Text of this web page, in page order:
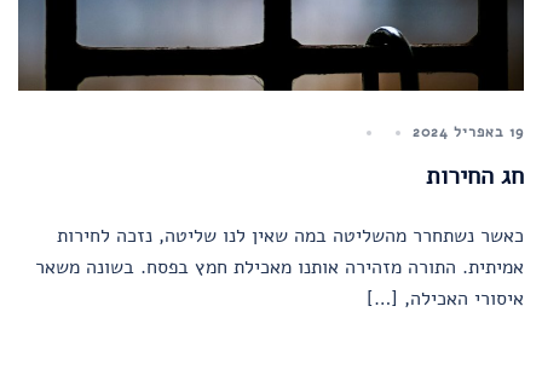
19 באפריל 2024
חג החירות
כאשר נשתחרר מהשליטה במה שאין לנו שליטה, נזכה לחירות
אמיתית. התורה מזהירה אותנו מאכילת חמץ בפסח. בשונה משאר
איסורי האכילה, […]